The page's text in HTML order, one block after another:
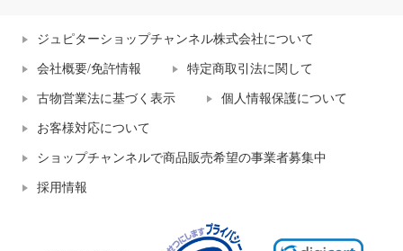
ジュピターショップチャンネル株式会社について
会社概要/免許情報 特定商取引法に関して
古物営業法に基づく表示 個人情報保護について
お客様対応について
ショップチャンネルで商品販売希望の事業者募集中
採用情報